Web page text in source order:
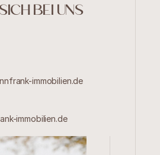
BEI UNS
immobilien.de
immobilien.de
Created by Art4web